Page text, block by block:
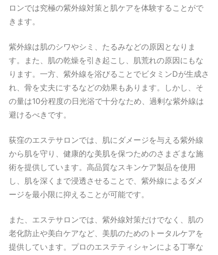
ロンでは究極の紫外線対策と肌ケアを体験することがで
きます。
紫外線は肌のシワやシミ、たるみなどの原因となりま
す。また、肌の乾燥を引き起こし、肌荒れの原因にもな
ります。一方、紫外線を浴びることでビタミンDが生成さ
れ、骨を丈夫にするなどの効果もあります。しかし、そ
の量は10分程度の日光浴で十分なため、過剰な紫外線は
避けるべきです。
荻窪のエステサロンでは、肌にダメージを与える紫外線
から肌を守り、健康的な美肌を保つためのさまざまな施
術を提供しています。高品質なスキンケア製品を使用
し、肌を深くまで浸透させることで、紫外線によるダメ
ージを最小限に抑えることが可能です。
また、エステサロンでは、紫外線対策だけでなく、肌の
老化防止や美白ケアなど、美肌のためのトータルケアを
提供しています。プロのエステティシャンによる丁寧な